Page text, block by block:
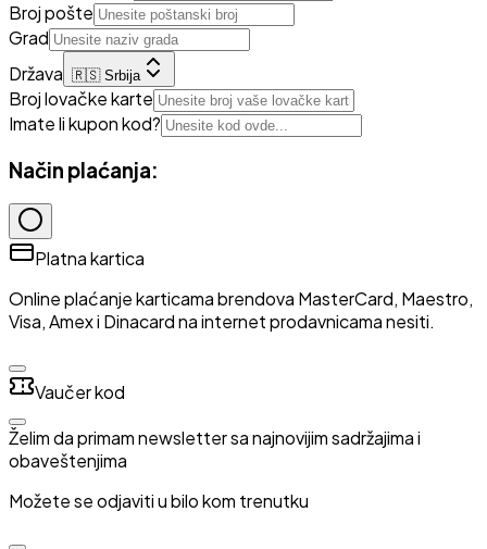
Broj pošte
Grad
Država 🇷🇸 Srbija
Broj lovačke karte
Imate li kupon kod?
Način plaćanja:
Platna kartica
Online plaćanje karticama brendova MasterCard, Maestro,
Visa, Amex i Dinacard na internet prodavnicama nesiti.
Vaučer kod
Želim da primam newsletter sa najnovijim sadržajima i
obaveštenjima
Možete se odjaviti u bilo kom trenutku